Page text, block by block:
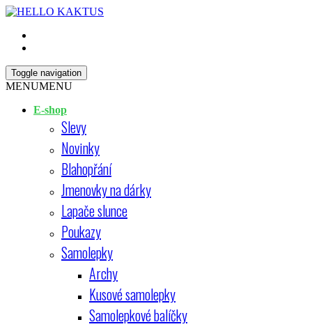
Skip
content
Open
HELLO KAKTUS
Toggle navigation
MENUMENU
E-shop
Slevy
Novinky
Blahopřání
Jmenovky na dárky
Lapače slunce
Poukazy
Samolepky
Archy
Kusové samolepky
Samolepkové balíčky